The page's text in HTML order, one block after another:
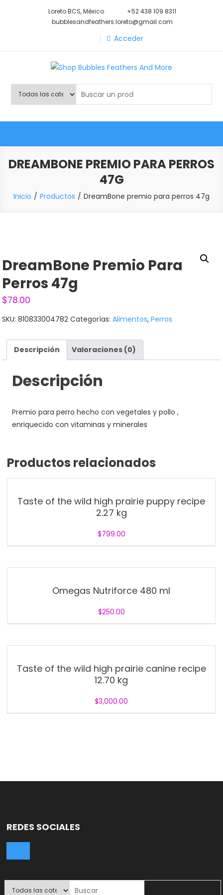
Loreto BCS, México
+52 438 109 8311
bubblesandfeathers.loreto@gmail.com
Acceder
Shop Bubbles Feathers And
More
DREAMBONE PREMIO PARA PERROS
47G
Inicio Productos DreamBone premio para perros 47g
DreamBone Premio Para
Perros 47g
$78.00
SKU:810833004782 Categorías:Alimentos,Perros
Descripción Valoraciones (0)
Descripción
Premio para perro hecho con vegetales y pollo ,
enriquecido con vitaminas y minerales
Productos relacionados
Taste of the wild high prairie puppy recipe
2.27 kg
$799.00
Omegas Nutriforce 480 ml
$250.00
Taste of the wild high prairie canine recipe
12.70 kg
$3,000.00
REDES SOCIALES